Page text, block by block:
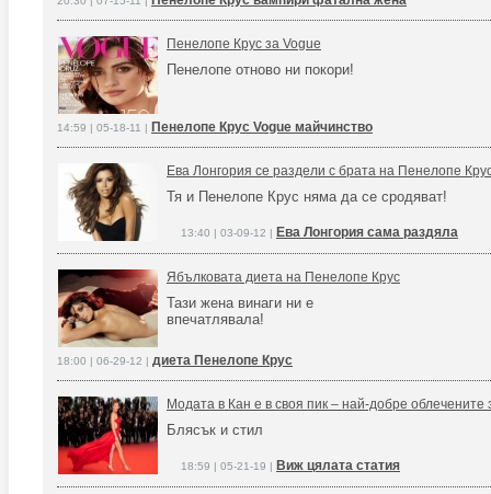
Пенелопе Крус за Vogue
Пенелопе отново ни покори!
14:59 | 05-18-11 | Пенелопе Крус Vogue майчинство
Ева Лонгория се раздели с брата на Пенелопе
Тя и Пенелопе Крус няма да се сродяват!
13:40 | 03-09-12 | Ева Лонгория сама раздяла
Ябълковата диета на Пенелопе Крус
Тази жена винаги ни е
впечатлявала!
18:00 | 06-29-12 | диета Пенелопе Крус
Модата в Кан е в своя пик – най-добре
Блясък и стил
18:59 | 05-21-19 | Виж цялата статия